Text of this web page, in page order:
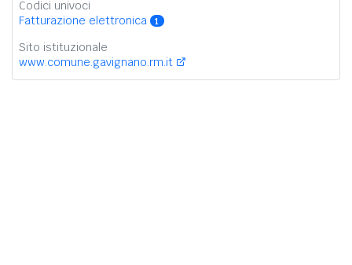
Codici univoci
Fatturazione elettronica
1
Sito istituzionale
www.comune.gavignano.rm.it